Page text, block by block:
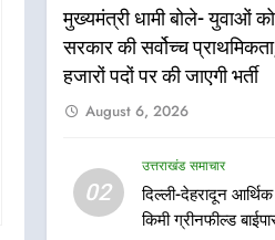
मुख्यमंत्री धामी बोले- युवाओं
सरकार की सर्वोच्च
हजारों पदों पर की जाएगी भर्ती
August 6, 2026
02
उत्तराखंड समाचार
दिल्ली-देहरादून
किमी ग्रीनफील्ड
5
एमडीडीए
विकास